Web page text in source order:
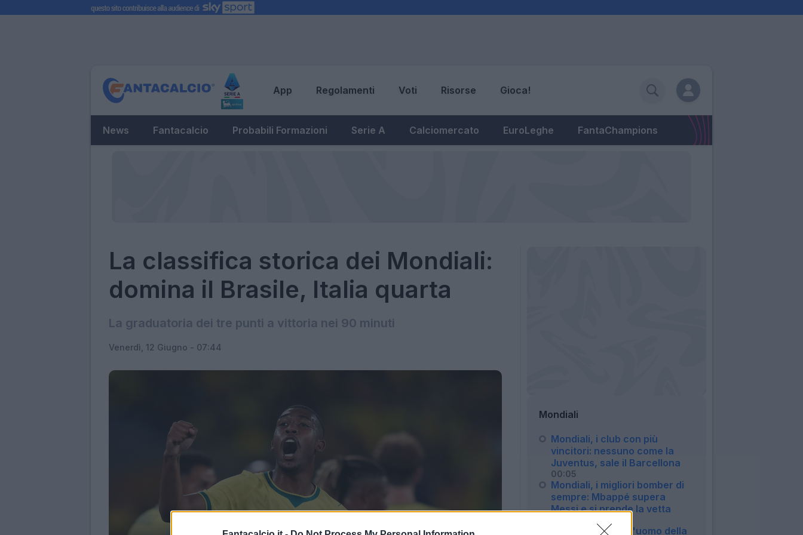
App Regolamenti Voti Risorse Gioca!
News Fantacalcio Probabili Formazioni Serie A Calciomercato EuroLeghe FantaChampions
La classifica storica dei Mondiali:
domina il Brasile, Italia quarta
La graduatoria dei tre punti a vittoria nei 90 minuti
Venerdì, 12 Giugno - 07:44
Mondiali
Mondiali, i club con più
vincitori: nessuno come la
Juventus, sale il Barcellona
00:05
Mondiali, i migliori bomber di
sempre: Mbappé supera
Messi e si prende la vetta
E' Ferran Torres l'uomo della